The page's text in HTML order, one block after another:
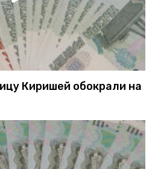
Киришей обокрали на